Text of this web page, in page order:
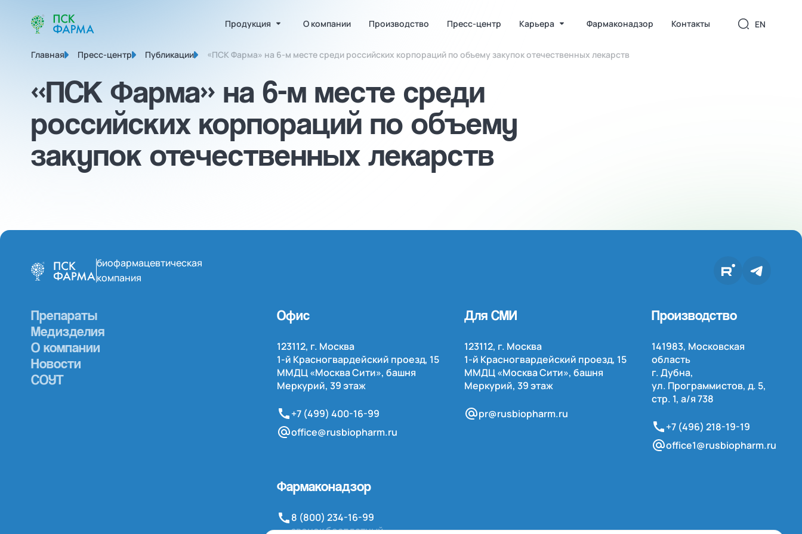
Продукция О компании Производство Пресс-центр Карьера Фармаконадзор Контакты EN
Главная Пресс-центр Публикации «ПСК Фарма» на 6-м месте среди российских корпораций по объему закупок отечественных лекарств
«ПСК Фарма» на 6-м месте среди
российских корпораций по объему
закупок отечественных лекарств
биофармацевтическая
компания
Препараты
Медизделия
О компании
Новости
СОУТ
Офис
123112, г. Москва
1-й Красногвардейский проезд, 15
ММДЦ «Москва Сити», башня
Меркурий, 39 этаж
+7 (499) 400-16-99
office@rusbiopharm.ru
Для СМИ
123112, г. Москва
1-й Красногвардейский проезд, 15
ММДЦ «Москва Сити», башня
Меркурий, 39 этаж
pr@rusbiopharm.ru
Производство
141983, Московская
область
г. Дубна,
ул. Программистов, д. 5,
стр. 1, а/я738
+7 (496) 218-19-19
office1@rusbiopharm.ru
Фармаконадзор
8 (800) 234-16-99
звонок бесплатный